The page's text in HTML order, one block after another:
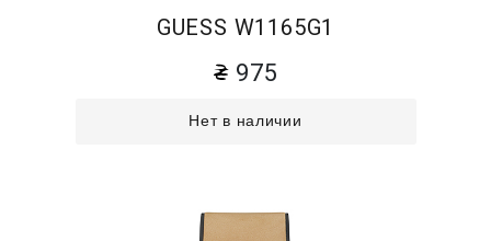
GUESS W1165G1
975
Нет в наличии